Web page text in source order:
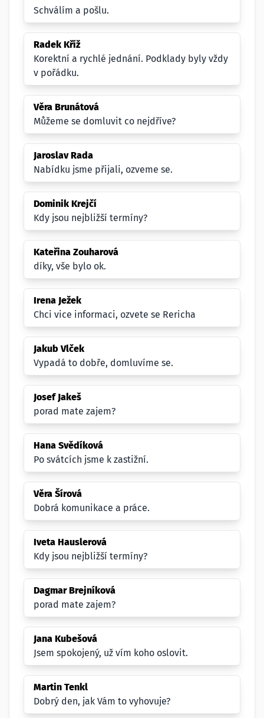
Schválím a pošlu.
Radek Kříž
Korektní a rychlé jednání. Podklady byly vždy
v pořádku.
Věra Brunátová
Můžeme se domluvit co nejdříve?
Jaroslav Rada
Nabídku jsme přijali, ozveme se.
Dominik Krejčí
Kdy jsou nejbližší termíny?
Kateřina Zouharová
díky, vše bylo ok.
Irena Ježek
Chci vice informaci, ozvete se Rericha
Jakub Vlček
Vypadá to dobře, domluvíme se.
Josef Jakeš
porad mate zajem?
Hana Svědíková
Po svátcích jsme k zastižní.
Věra Šírová
Dobrá komunikace a práce.
Iveta Hauslerová
Kdy jsou nejbližší termíny?
Dagmar Brejníková
porad mate zajem?
Jana Kubešová
Jsem spokojený, už vím koho oslovit.
Martin Tenkl
Dobrý den, jak Vám to vyhovuje?